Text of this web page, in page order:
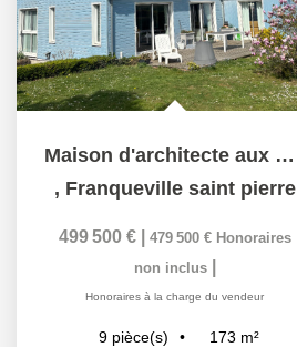
Maison d'architecte aux beaux volumes - Coup de coeur assuré
, Franqueville saint pierre
499 500 € 479 500 € Honoraires
non inclus
Honoraires à la charge du vendeur
9 pièce(s) 173 m²